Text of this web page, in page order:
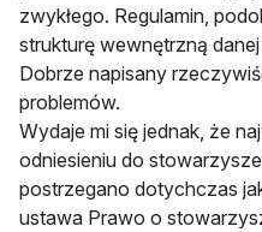
zwykłego. Regulamin,
strukturę wewnętrzną
Dobrze napisany
problemów.
Wydaje mi się jednak, że
odniesieniu do
postrzegano dotychczas
ustawa Prawo o